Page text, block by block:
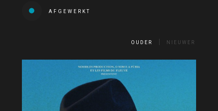
AFGEWERKT
OUDER NIEUWER